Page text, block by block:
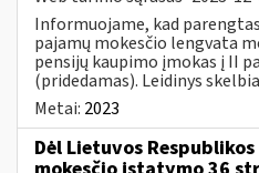
Informuojame, kad
pajamų mokesčio lengvata
pensijų kaupimo įmokas į II
(pridedamas). Leidinys
Metai: 2023
Dėl Lietuvos